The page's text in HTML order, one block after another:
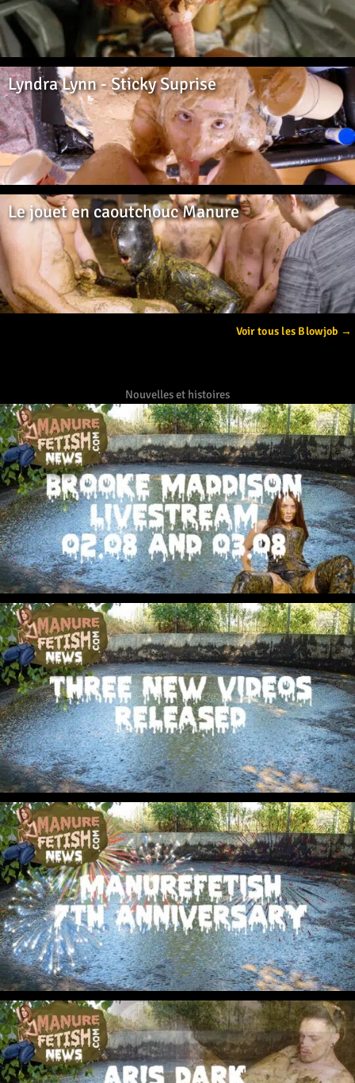
Lyndra Lynn - Sticky Suprise
Le jouet en caoutchouc Manure
Voir tous les Blowjob →
Nouvelles et histoires